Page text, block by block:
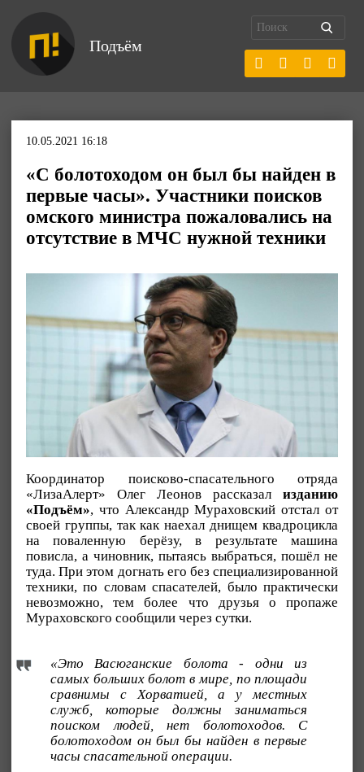
Подъём
10.05.2021 16:18
«С болотоходом он был бы найден в
первые часы». Участники поисков
омского министра пожаловались на
отсутствие в МЧС нужной техники
Координатор поисково-спасательного отряда
«ЛизаАлерт» Олег Леонов рассказал изданию
«Подъём», что Александр Мураховский отстал от
своей группы, так как наехал днищем квадроцикла
на поваленную берёзу, в результате машина
повисла, а чиновник, пытаясь выбраться, пошёл не
туда. При этом догнать его без специализированной
техники, по словам спасателей, было практически
невозможно, тем более что друзья о пропаже
Мураховского сообщили через сутки.
«Это Васюганские болота - одни из
самых больших болот в мире, по площади
сравнимы с Хорватией, а у местных
служб, которые должны заниматься
поиском людей, нет болотоходов. С
болотоходом он был бы найден в первые
часы спасательной операции.